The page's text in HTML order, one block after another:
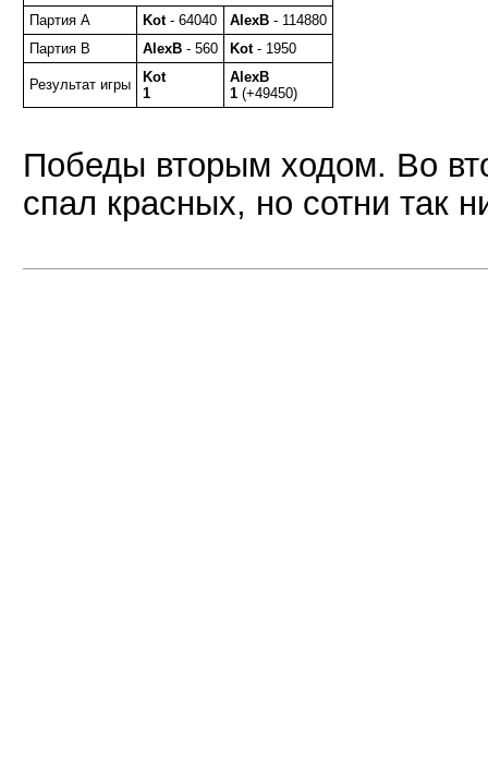
Партия A Kot- 64040 AlexB - 114880
Партия B
AlexB - 560 Kot- 1950
Результат игры
Kot
1
AlexB
1 (+49450)
Победы вторым ходом. Во
спал красных, но сотни так